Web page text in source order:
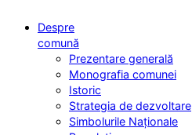
Despre
comună
Prezentare generală
Monografia comunei
Istoric
Strategia de dezvoltare
Simbolurile Naționale